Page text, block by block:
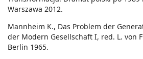
Warszawa 2012.
Mannheim K., Das Problem der
der Modern Gesellschaft I, red. L. von
Berlin 1965.